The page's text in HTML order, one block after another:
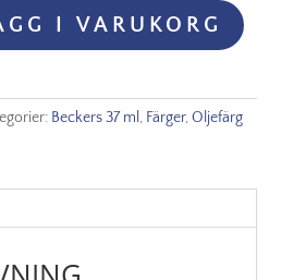
I VARUKORG
Beckers 37 ml , Färger,Oljefärg